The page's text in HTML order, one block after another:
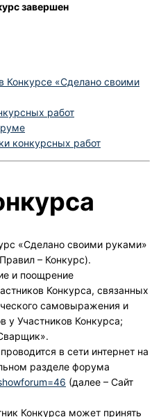
завершен
Конкурсе «Сделано своими
работ
конкурсных работ
«Сделано своими руками»
– Конкурс).
и поощрение
Конкурса, связанных
самовыражения и
у Участников Конкурса;
в сети интернет на
разделе форума
(далее – Сайт
Конкурса может принять